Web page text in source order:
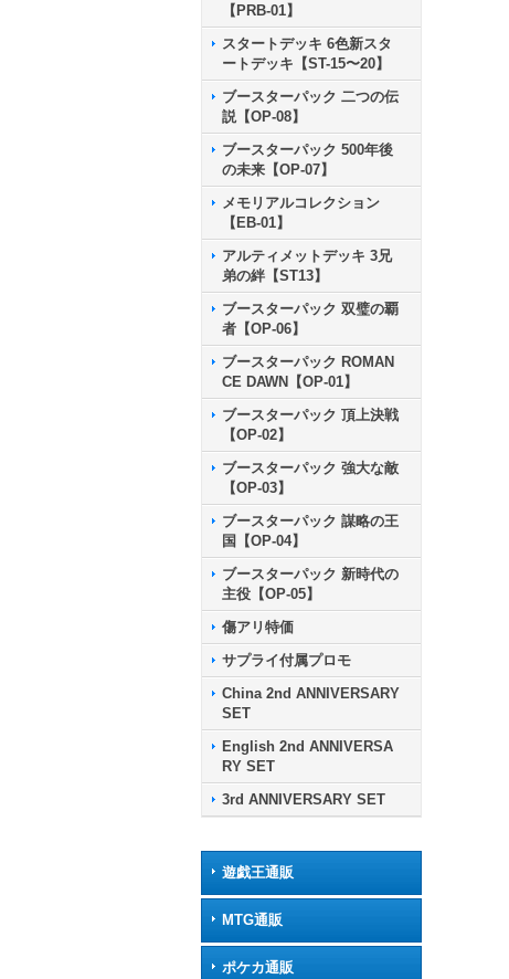
【PRB-01】
スタートデッキ 6色新スタ
ートデッキ【ST-15〜20】
ブースターパック 二つの伝
説【OP-08】
ブースターパック 500年後
の未来【OP-07】
メモリアルコレクション
【EB-01】
アルティメットデッキ 3兄
弟の絆【ST13】
ブースターパック 双璧の覇
者【OP-06】
ブースターパック ROMAN
CE DAWN【OP-01】
ブースターパック 頂上決戦
【OP-02】
ブースターパック 強大な敵
【OP-03】
ブースターパック 謀略の王
国【OP-04】
ブースターパック 新時代の
主役【OP-05】
傷アリ特価
サプライ付属プロモ
China 2nd ANNIVERSARY
SET
English 2nd ANNIVERSA
RY SET
3rd ANNIVERSARY SET
遊戯王通販
MTG通販
ポケカ通販